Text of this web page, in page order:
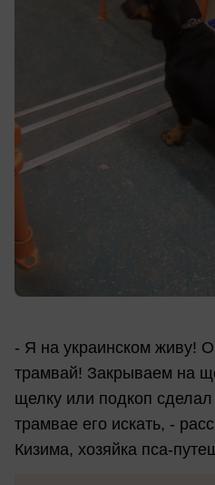
- Я на украинском живу!
трамвай! Закрываем на
щелку или подкоп сделал
трамвае его искать, -
Кизима, хозяйка пса-